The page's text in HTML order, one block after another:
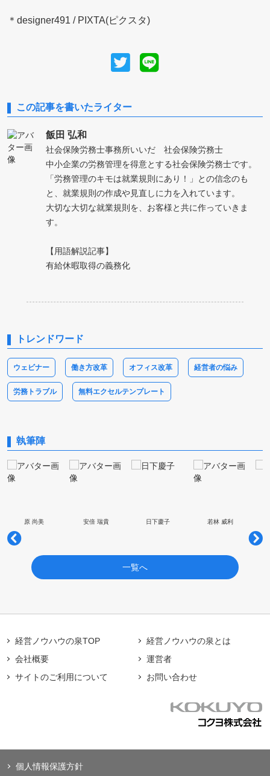
＊designer491 / PIXTA(ピクスタ)
この記事を書いたライター
飯田 弘和
社会保険労務士事務所いいだ 社会保険労務士
中小企業の労務管理を得意とする社会保険労務士です。
「労務管理のキモは就業規則にあり！」との信念のも
と、就業規則の作成や見直しに力を入れています。
大切な大切な就業規則を、お客様と共に作っていきま
す。
【用語解説記事】
有給休暇取得の義務化
トレンドワード
ウェビナー 働き方改革 オフィス改革 経営者の悩み
労務トラブル 無料エクセルテンプレート
執筆陣
原 尚美 安倍 瑞貴 日下慶子 若林 威利
一覧へ
経営ノウハウの泉TOP
経営ノウハウの泉とは
会社概要
運営者
サイトのご利用について
お問い合わせ
個人情報保護方針